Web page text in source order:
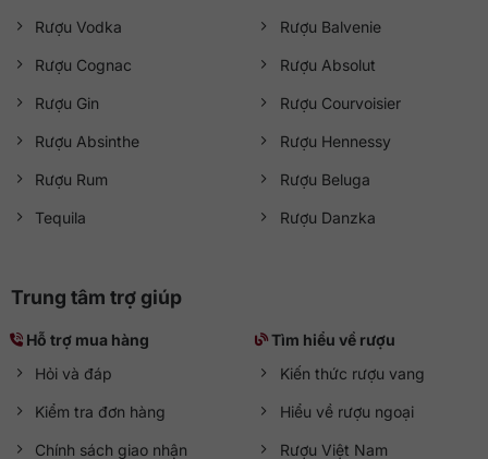
Rượu Vodka
Rượu Cognac
Rượu Gin
Rượu Absinthe
Rượu Rum
Tequila
Rượu Balvenie
Rượu Absolut
Rượu Courvoisier
Rượu Hennessy
Rượu Beluga
Rượu Danzka
Trung tâm trợ giúp
Hỗ trợ mua hàng
Hỏi và đáp
Kiểm tra đơn hàng
Chính sách giao nhận
Tìm hiểu về rượu
Kiến thức rượu vang
Hiểu về rượu ngoại
Rượu Việt Nam